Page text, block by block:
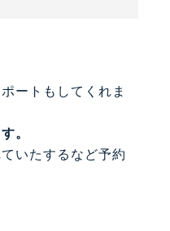
ートもしてくれま
。
いたするなど予約